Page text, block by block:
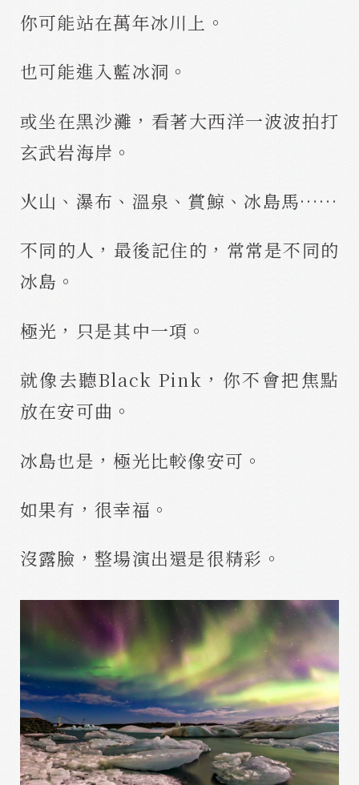
你可能站在萬年冰川上。
也可能進入藍冰洞。
或坐在黑沙灘，看著大西洋一波波拍打
玄武岩海岸。
火山、瀑布、溫泉、賞鯨、冰島馬……
不同的人，最後記住的，常常是不同的
冰島。
極光，只是其中一項。
就像去聽Black Pink，你不會把焦點
放在安可曲。
冰島也是，極光比較像安可。
如果有，很幸福。
沒露臉，整場演出還是很精彩。